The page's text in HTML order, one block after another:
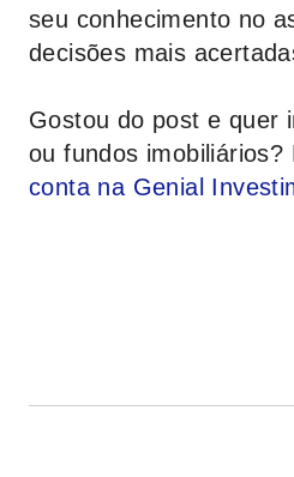
seu conhecimento no
decisões mais
Gostou do post e quer
ou fundos imobiliários?
conta na Genial